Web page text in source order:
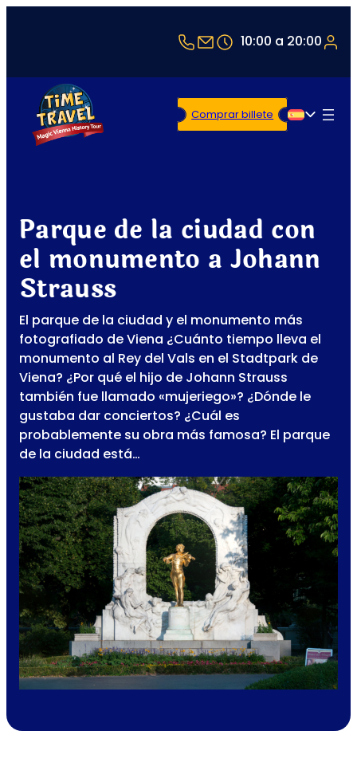
+43 1 5321514
office@timetravel-
10:00 a 20:00
Español
Comprar billete
Parque de la ciudad con
el monumento a Johann
Strauss
El parque de la ciudad y el monumento más
fotografiado de Viena ¿Cuánto tiempo lleva el
monumento al Rey del Vals en el Stadtpark de
Viena? ¿Por qué el hijo de Johann Strauss
también fue llamado «mujeriego»? ¿Dónde le
gustaba dar conciertos? ¿Cuál es
probablemente su obra más famosa? El parque
de la ciudad está…